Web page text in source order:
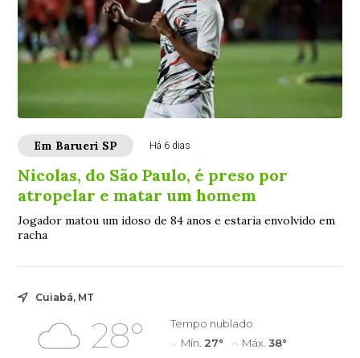
Em Barueri SP Há 6 dias
Nicolas, do São Paulo, é preso por
atropelar e matar um homem
Jogador matou um idoso de 84 anos e estaria envolvido em
racha
Cuiabá, MT
28°
Tempo nublado
Mín. 27° Máx. 38°